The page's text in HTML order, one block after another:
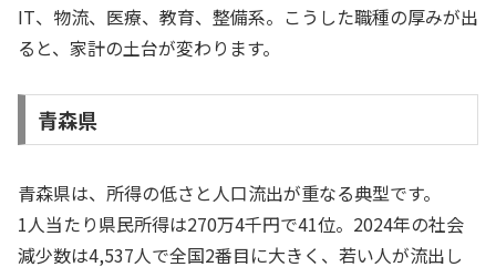
IT、物流、医療、教育、整備系。こうした職種の厚みが出
ると、家計の土台が変わります。
青森県
青森県は、所得の低さと人口流出が重なる典型です。
1人当たり県民所得は270万4千円で41位。2024年の社会
減少数は4,537人で全国2番目に大きく、若い人が流出し